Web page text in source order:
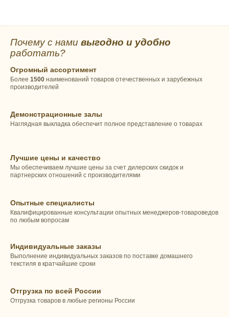
Почему с нами выгодно и удобно
работать?
Огромный ассортимент
Более 1500 наименований товаров отечественных и зарубежных
производителей
Демонстрационные залы
Наглядная выкладка обеспечит полное представление о товарах
Лучшие цены и качество
Мы обеспечиваем лучшие цены за счет дилерских скидок и
партнерских отношений с производителями
Опытные специалисты
Квалифицированные консультации опытных менеджеров-товароведов
по любым вопросам
Индивидуальные заказы
Выполнение индивидуальных заказов по поставке домашнего
текстиля в кратчайшие сроки
Отгрузка по всей России
Отгрузка товаров в любые регионы России